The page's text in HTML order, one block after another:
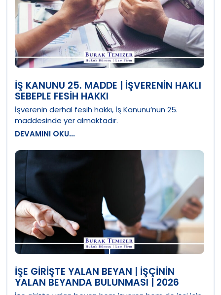
İŞ KANUNU 25. MADDE | İŞVERENIN HAKLI
SEBEPLE FESIH HAKKI
İşverenin derhal fesih hakkı, İş Kanunu’nun 25.
maddesinde yer almaktadır.
DEVAMINI OKU...
İŞE GIRIŞTE YALAN BEYAN | İŞÇININ
YALAN BEYANDA BULUNMASI | 2026